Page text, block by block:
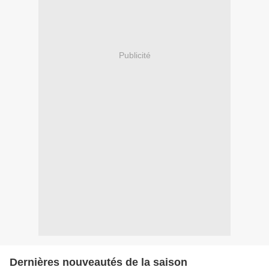
Publicité
Dernières nouveautés de la saison